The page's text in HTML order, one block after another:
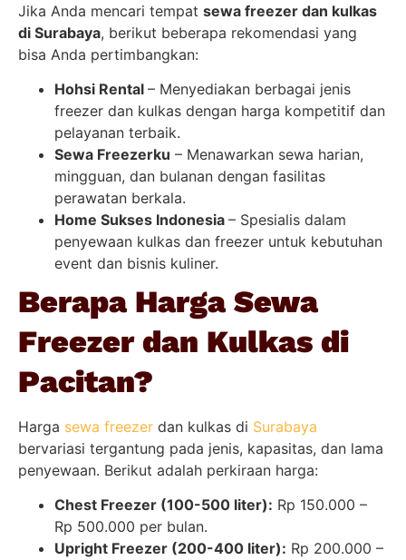
Jika Anda mencari tempat sewa freezer dan kulkas
di Surabaya, berikut beberapa rekomendasi yang
bisa Anda pertimbangkan:
Hohsi Rental – Menyediakan berbagai jenis
freezer dan kulkas dengan harga kompetitif dan
pelayanan terbaik.
Sewa Freezerku – Menawarkan sewa harian,
mingguan, dan bulanan dengan fasilitas
perawatan berkala.
Home Sukses Indonesia – Spesialis dalam
penyewaan kulkas dan freezer untuk kebutuhan
event dan bisnis kuliner.
Berapa Harga Sewa
Freezer dan Kulkas di
Pacitan?
Harga sewa freezer dan kulkas di Surabaya
bervariasi tergantung pada jenis, kapasitas, dan lama
penyewaan. Berikut adalah perkiraan harga:
Chest Freezer (100-500 liter): Rp 150.000 –
Rp 500.000 per bulan.
Upright Freezer (200-400 liter): Rp 200.000 –